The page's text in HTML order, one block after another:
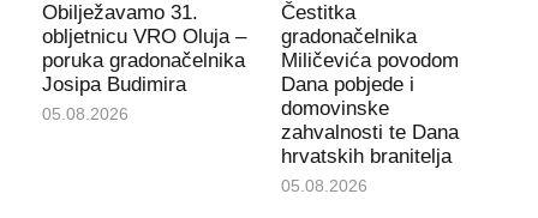
Obilježavamo 31.
obljetnicu VRO Oluja –
poruka gradonačelnika
Josipa Budimira
05.08.2026
Čestitka
gradonačelnika
Miličevića povodom
Dana pobjede i
domovinske
zahvalnosti te Dana
hrvatskih branitelja
05.08.2026